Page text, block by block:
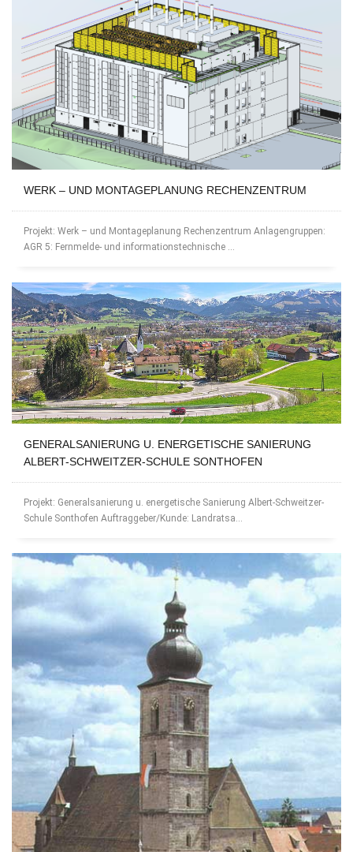
WERK – UND MONTAGEPLANUNG RECHENZENTRUM
Projekt: Werk – und Montageplanung Rechenzentrum Anlagengruppen:
AGR 5: Fernmelde- und informationstechnische ...
GENERALSANIERUNG U. ENERGETISCHE SANIERUNG
ALBERT-SCHWEITZER-SCHULE SONTHOFEN
Projekt: Generalsanierung u. energetische Sanierung Albert-Schweitzer-
Schule Sonthofen Auftraggeber/Kunde: Landratsa...